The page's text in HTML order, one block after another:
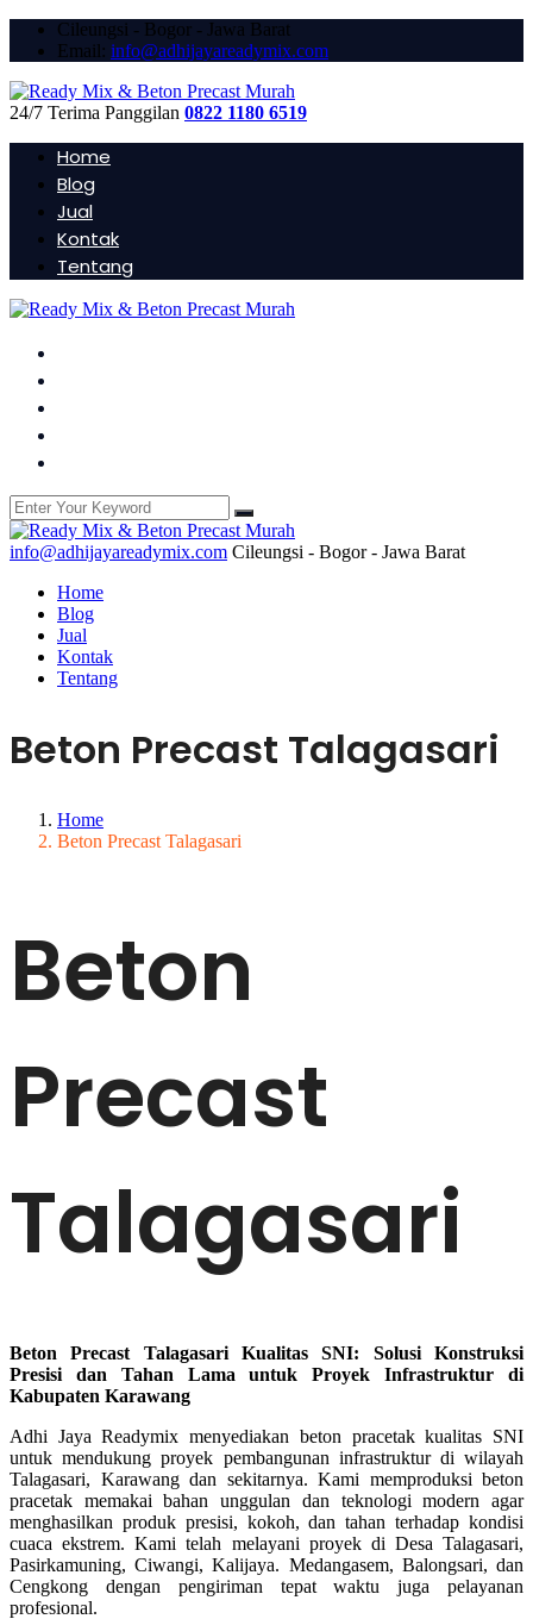
Cileungsi - Bogor - Jawa Barat
Email: info@adhijayareadymix.com
24/7 Terima Panggilan 0822 1180 6519
Home
Blog
Jual
Kontak
Tentang
info@adhijayareadymix.com Cileungsi - Bogor - Jawa Barat
Home
Blog
Jual
Kontak
Tentang
Beton Precast Talagasari
Home
Beton Precast Talagasari
Beton
Precast
Talagasari
Beton Precast Talagasari Kualitas SNI: Solusi Konstruksi
Presisi dan Tahan Lama untuk Proyek Infrastruktur di
Kabupaten Karawang
Adhi Jaya Readymix menyediakan beton pracetak kualitas SNI
untuk mendukung proyek pembangunan infrastruktur di wilayah
Talagasari, Karawang dan sekitarnya. Kami memproduksi beton
pracetak memakai bahan unggulan dan teknologi modern agar
menghasilkan produk presisi, kokoh, dan tahan terhadap kondisi
cuaca ekstrem. Kami telah melayani proyek di Desa Talagasari,
Pasirkamuning, Ciwangi, Kalijaya. Medangasem, Balongsari, dan
Cengkong dengan pengiriman tepat waktu juga pelayanan
profesional.